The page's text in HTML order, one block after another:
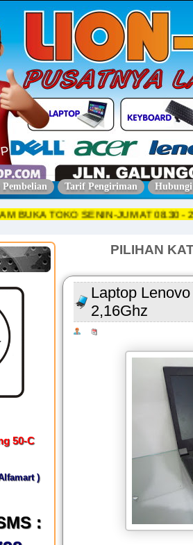
Pembelian Tarif Pengiriman
JAM BUKA TOKO SENIN-JUMAT
50-C
)
:
PILIHAN
Laptop
2,16Ghz